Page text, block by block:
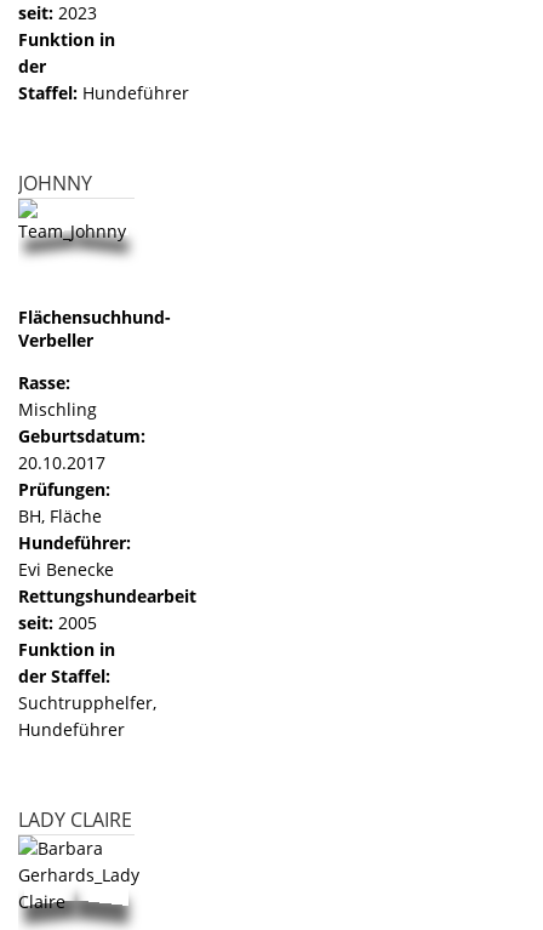
seit: 2023
Funktion in
der
Staffel: Hundeführer
JOHNNY
Flächensuchhund-
Verbeller
Rasse:
Mischling
Geburtsdatum:
20.10.2017
Prüfungen:
BH, Fläche
Hundeführer:
Evi Benecke
Rettungshundearbeit
seit: 2005
Funktion in
der Staffel:
Suchtrupphelfer,
Hundeführer
LADY CLAIRE